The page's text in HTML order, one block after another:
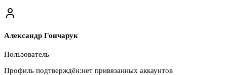
Александр Гончарук
Пользователь
Профиль подтверждён:нет привязанных аккаунтов